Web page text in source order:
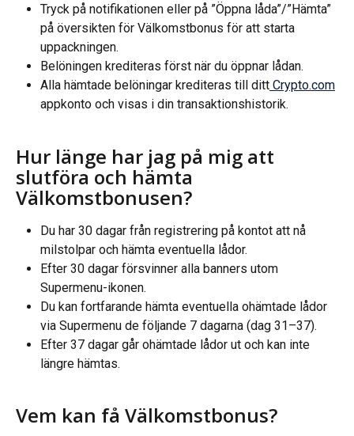
Tryck på notifikationen eller på ”Öppna låda”/”Hämta”
på översikten för Välkomstbonus för att starta
uppackningen.
Belöningen krediteras först när du öppnar lådan.
Alla hämtade belöningar krediteras till ditt Crypto.com
appkonto och visas i din transaktionshistorik.
Hur länge har jag på mig att
slutföra och hämta
Välkomstbonusen?
Du har 30 dagar från registrering på kontot att nå
milstolpar och hämta eventuella lådor.
Efter 30 dagar försvinner alla banners utom
Supermenu-ikonen.
Du kan fortfarande hämta eventuella ohämtade lådor
via Supermenu de följande 7 dagarna (dag 31–37).
Efter 37 dagar går ohämtade lådor ut och kan inte
längre hämtas.
Vem kan få Välkomstbonus?